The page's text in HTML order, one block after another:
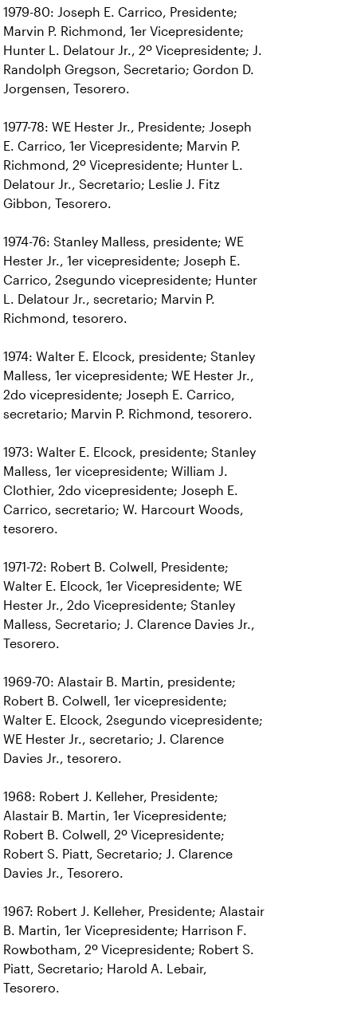
1979-80: Joseph E. Carrico, Presidente;
Marvin P. Richmond, 1er Vicepresidente;
Hunter L. Delatour Jr., 2º Vicepresidente; J.
Randolph Gregson, Secretario; Gordon D.
Jorgensen, Tesorero.
1977-78: WE Hester Jr., Presidente; Joseph
E. Carrico, 1er Vicepresidente; Marvin P.
Richmond, 2º Vicepresidente; Hunter L.
Delatour Jr., Secretario; Leslie J. Fitz
Gibbon, Tesorero.
1974-76: Stanley Malless, presidente; WE
Hester Jr., 1er vicepresidente; Joseph E.
Carrico, 2segundo vicepresidente; Hunter
L. Delatour Jr., secretario; Marvin P.
Richmond, tesorero.
1974: Walter E. Elcock, presidente; Stanley
Malless, 1er vicepresidente; WE Hester Jr.,
2do vicepresidente; Joseph E. Carrico,
secretario; Marvin P. Richmond, tesorero.
1973: Walter E. Elcock, presidente; Stanley
Malless, 1er vicepresidente; William J.
Clothier, 2do vicepresidente; Joseph E.
Carrico, secretario; W. Harcourt Woods,
tesorero.
1971-72: Robert B. Colwell, Presidente;
Walter E. Elcock, 1er Vicepresidente; WE
Hester Jr., 2do Vicepresidente; Stanley
Malless, Secretario; J. Clarence Davies Jr.,
Tesorero.
1969-70: Alastair B. Martin, presidente;
Robert B. Colwell, 1er vicepresidente;
Walter E. Elcock, 2segundo vicepresidente;
WE Hester Jr., secretario; J. Clarence
Davies Jr., tesorero.
1968: Robert J. Kelleher, Presidente;
Alastair B. Martin, 1er Vicepresidente;
Robert B. Colwell, 2º Vicepresidente;
Robert S. Piatt, Secretario; J. Clarence
Davies Jr., Tesorero.
1967: Robert J. Kelleher, Presidente; Alastair
B. Martin, 1er Vicepresidente; Harrison F.
Rowbotham, 2º Vicepresidente; Robert S.
Piatt, Secretario; Harold A. Lebair,
Tesorero.